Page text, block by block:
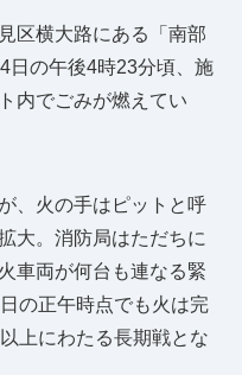
区横大路にある「南部
日の午後4時23分頃、施
内でごみが燃えてい
、火の手はピットと呼
大。消防局はただちに
車両が何台も連なる緊
の正午時点でも火は完
上にわたる長期戦とな